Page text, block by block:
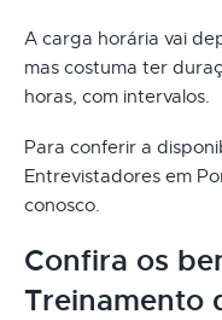
A carga horária vai
mas costuma ter
horas, com intervalos.
Para conferir a
Entrevistadores em
conosco.
Confira os
Treinamento